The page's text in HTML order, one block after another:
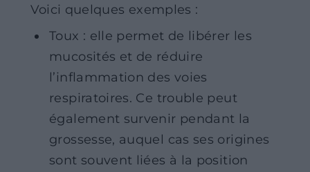
Voici quelques exemples :
Toux : elle permet de libérer les
mucosités et de réduire
l’inflammation des voies
respiratoires. Ce trouble peut
également survenir pendant la
grossesse, auquel cas ses origines
sont souvent liées à la position